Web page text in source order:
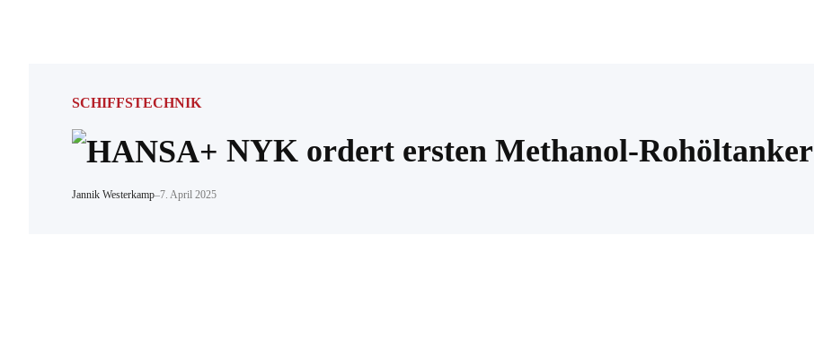
SCHIFFSTECHNIK
NYK ordert ersten Methanol-Rohöltanker
Jannik Westerkamp–7. April 2025